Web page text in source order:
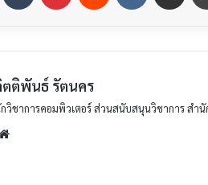
ติพันธ์ รัตนคร
วิชาการคอมพิวเตอร์ ส่วนสนับสนุนวิชาการ สำ